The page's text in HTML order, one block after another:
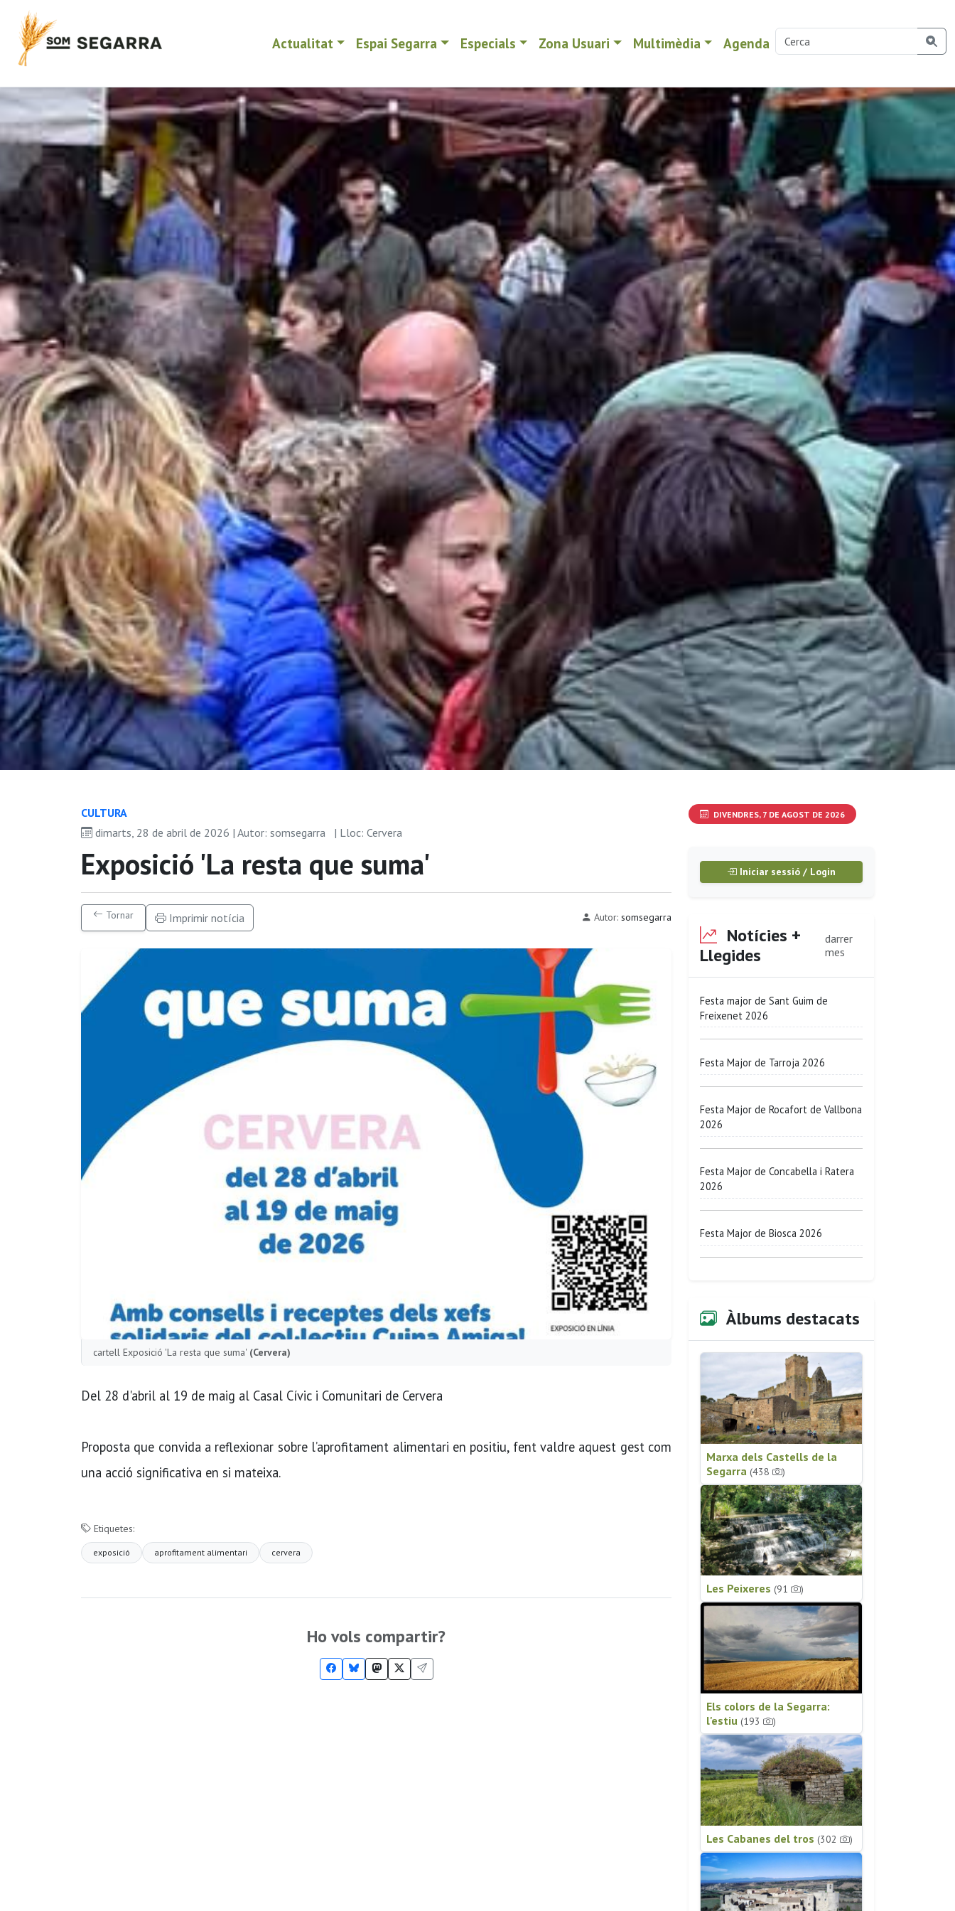
Actualitat Espai Segarra Especials Zona Usuari Multimèdia Agenda
CULTURA
dimarts, 28 de abril de 2026 | Autor: somsegarra
| Lloc: Cervera
Exposició 'La resta que suma'
Tornar Imprimir notícia Autor: somsegarra
cartell Exposició 'La resta que suma' (Cervera)
Del 28 d'abril al 19 de maig al Casal Cívic i Comunitari de Cervera
Proposta que convida a reflexionar sobre l’aprofitament alimentari en positiu, fent valdre aquest gest com
una acció significativa en si mateixa.
Etiquetes:
exposició aprofitament alimentari cervera
Ho vols compartir?
DIVENDRES, 7 DE AGOST DE 2026
Iniciar sessió / Login
Notícies +
Llegides
darrer
mes
Festa major de Sant Guim de
Freixenet 2026
Festa Major de Tarroja 2026
Festa Major de Rocafort de Vallbona
2026
Festa Major de Concabella i Ratera
2026
Festa Major de Biosca 2026
Àlbums destacats
Marxa dels Castells de la
Segarra (438 )
Les Peixeres (91 )
Els colors de la Segarra:
l'estiu (193 )
Les Cabanes del tros (302 )